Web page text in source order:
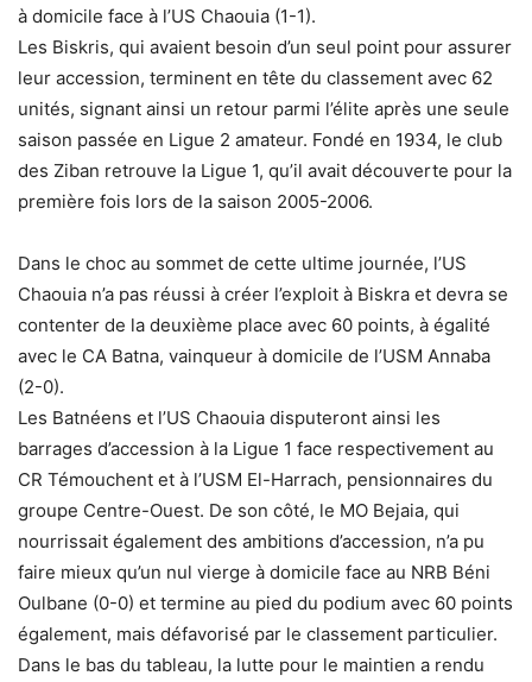
à domicile face à l’US Chaouia (1-1).
Les Biskris, qui avaient besoin d’un seul point pour assurer
leur accession, terminent en tête du classement avec 62
unités, signant ainsi un retour parmi l’élite après une seule
saison passée en Ligue 2 amateur. Fondé en 1934, le club
des Ziban retrouve la Ligue 1, qu’il avait découverte pour la
première fois lors de la saison 2005-2006.
Dans le choc au sommet de cette ultime journée, l’US
Chaouia n’a pas réussi à créer l’exploit à Biskra et devra se
contenter de la deuxième place avec 60 points, à égalité
avec le CA Batna, vainqueur à domicile de l’USM Annaba
(2-0).
Les Batnéens et l’US Chaouia disputeront ainsi les
barrages d’accession à la Ligue 1 face respectivement au
CR Témouchent et à l’USM El-Harrach, pensionnaires du
groupe Centre-Ouest. De son côté, le MO Bejaia, qui
nourrissait également des ambitions d’accession, n’a pu
faire mieux qu’un nul vierge à domicile face au NRB Béni
Oulbane (0-0) et termine au pied du podium avec 60 points
également, mais défavorisé par le classement particulier.
Dans le bas du tableau, la lutte pour le maintien a rendu